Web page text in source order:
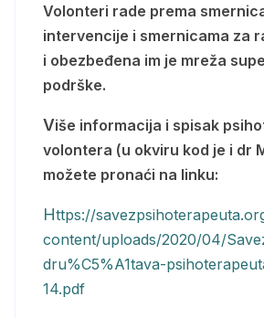
Volonteri rade prema
intervencije i smernicama za
i obezbeđena im je mreža
podrške.
Više informacija i spisak psihoterapeuta
volontera (u okviru kod je i dr
možete pronaći na linku:
https://savezpsihoterapeuta.org/wp-
content/uploads/2020/04/
dru%C5%A1tava-
14.pdf